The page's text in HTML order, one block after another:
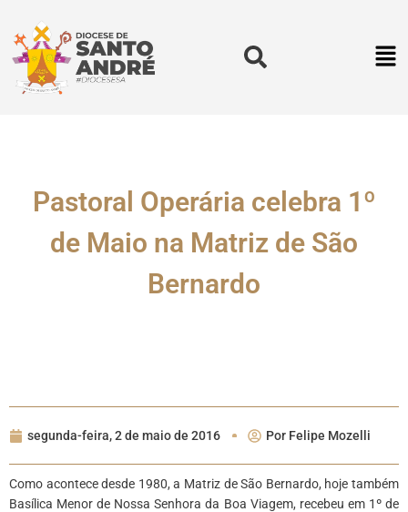
Pastoral Operária celebra 1º
de Maio na Matriz de São
Bernardo
segunda-feira, 2 de maio de 2016 Por Felipe Mozelli
Como acontece desde 1980, a Matriz de São Bernardo, hoje também
Basílica Menor de Nossa Senhora da Boa Viagem, recebeu em 1º de